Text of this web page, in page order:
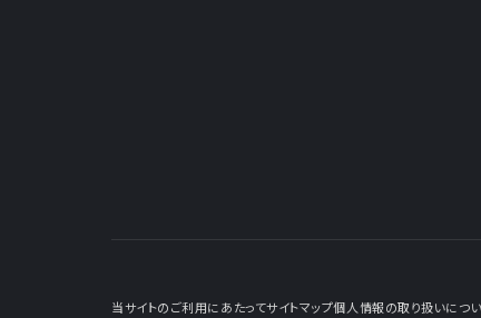
当サイトのご利用にあたってサイトマップ個人情報の取り扱いにつ